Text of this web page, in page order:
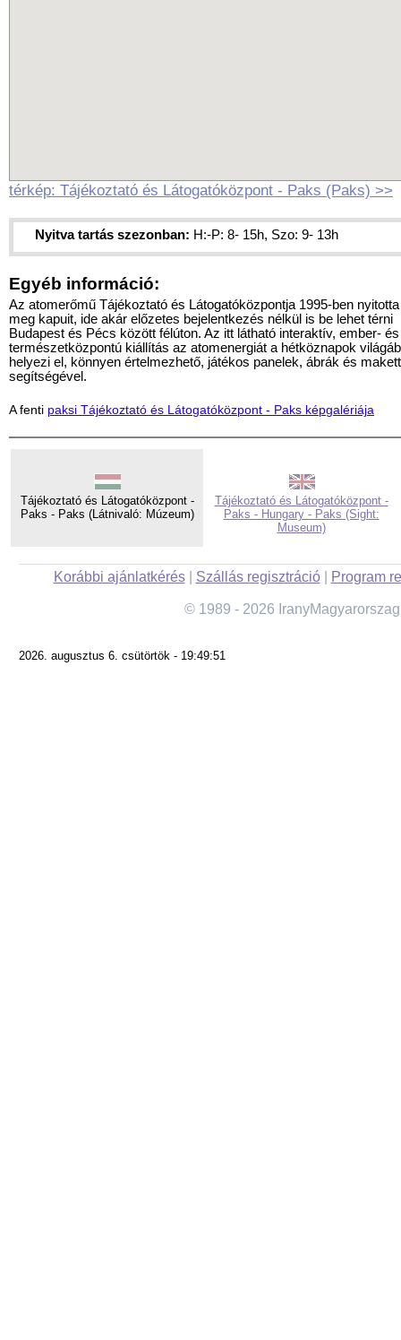
térkép: Tájékoztató és Látogatóközpont - Paks (Paks) >>
Nyitva tartás szezonban: H:-P: 8- 15h, Szo: 9- 13h
Egyéb információ:
Az atomerőmű Tájékoztató és Látogatóközpontja 1995-ben nyitotta
meg kapuit, ide akár előzetes bejelentkezés nélkül is be lehet térni
Budapest és Pécs között félúton. Az itt látható interaktív, ember- és
természetközpontú kiállítás az atomenergiát a hétköznapok
helyezi el, könnyen értelmezhető, játékos panelek, ábrák és
segítségével.
A fenti paksi Tájékoztató és Látogatóközpont - Paks képgalériája
Tájékoztató és Látogatóközpont -
Paks - Paks (Látnivaló: Múzeum)
Tájékoztató és Látogatóközpont -
Paks - Hungary - Paks (Sight:
Museum)
Korábbi ajánlatkérés| Szállás regisztráció| Program
© 1989 - 2026
2026. augusztus 6. csütörtök - 19:49:51